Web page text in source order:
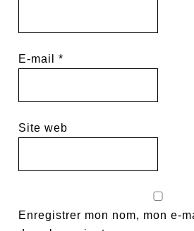
E-mail*
Site web
Enregistrer mon nom, mon e-